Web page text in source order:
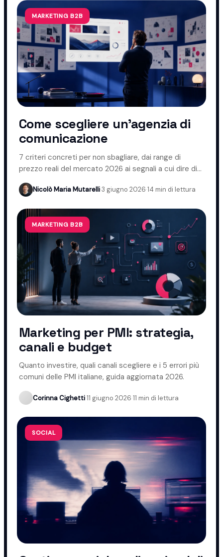
MARKETING B2B
Come scegliere un'agenzia di
comunicazione
7 criteri concreti per non sbagliare, dai range di
prezzo reali del mercato 2026 ai segnali a cui dire di
Nicolò Maria Mutarelli·3 giugno 2026·14 min di lettura
MARKETING B2B
Marketing per PMI: strategia,
canali e budget
Quanto investire, quali canali scegliere e i 5 errori più
comuni delle PMI italiane, guida aggiornata 2026.
Corinna Cighetti·11 giugno 2026·11 min di lettura
SOCIAL